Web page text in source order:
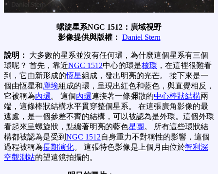
螺旋星系NGC 1512：廣域視野
影像提供與版權： Daniel Stern
說明： 大多數的星系並沒有任何環，為什麼這個星系有三個
環呢？ 首先，靠近NGC 1512中心的環是核環 ，在這裡很難看
到，它由新形成的恆星組成，發出明亮的光芒。 接下來是一
個由恆星和塵埃組成的環，呈現出紅色和藍色，與直覺相反，
它被稱為內環。 這個內環連接著一條彌散的中心棒狀結構兩
端，這條棒狀結構水平貫穿整個星系。 在這張廣角影像的最
遠處，是一個參差不齊的結構，可以被認為是外環。這個外環
看起來呈螺旋狀，點綴著明亮的藍色星團 。 所有這些環狀結
構都被認為是受到 NGC 1512自身重力不對稱性的影響，這個
過程被稱為長期演化。 這張特色影像是上個月由位於智利 深
空觀測站的望遠鏡拍攝的。